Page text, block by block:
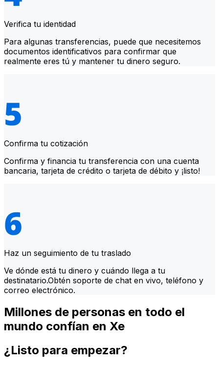
Verifica tu identidad
Para algunas transferencias, puede que necesitemos
documentos identificativos para confirmar que
realmente eres tú y mantener tu dinero seguro.
Confirma tu cotización
Confirma y financia tu transferencia con una cuenta
bancaria, tarjeta de crédito o tarjeta de débito y ¡listo!
Haz un seguimiento de tu traslado
Ve dónde está tu dinero y cuándo llega a tu
destinatario.Obtén soporte de chat en vivo, teléfono y
correo electrónico.
Millones de personas en todo el
mundo confían en Xe
¿Listo para empezar?